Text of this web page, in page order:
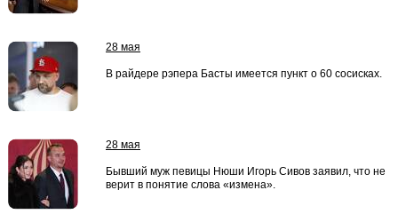
28 мая
В райдере рэпера Басты имеется пункт о 60 сосисках.
28 мая
Бывший муж певицы Нюши Игорь Сивов заявил, что не
верит в понятие слова «измена».